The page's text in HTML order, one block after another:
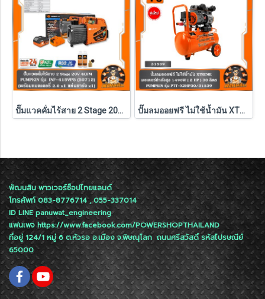
ปั๊มแวคคั่มไร้สาย 2 Stage 20V 4CFM INF-415VP5 PUMPKIN (50712) แบตXT 5.0Ahx1 ก้อน ,ตัวเปล่า (50711) ปั๊มลมออยฟรี ไม่ใช้น้ำมัน XTREME 1490W ( 30L / 60L / 120L ) PUMPKIN รุ่น PTT-X2HP30/31539 , PTT-X4HP60/31554 , PTT-X6HP120/31555
พัฒนสิน พาวเวอร์ช็อปไทยแลนด์
โทรศัพท์ 083-8776714 , 055-337014
ID LINEpanuwat_engineering
แฟนเพจhttps://www.facebook.com/POWERSHOPTHAILAND
ที่อยู่ 124/1 หมู่ 6 ต.หัวรอ อ.เมือง จ.พิษณุโลก ถนนศรีสวัสดิ์ รหัสไปรษณีย์
65000